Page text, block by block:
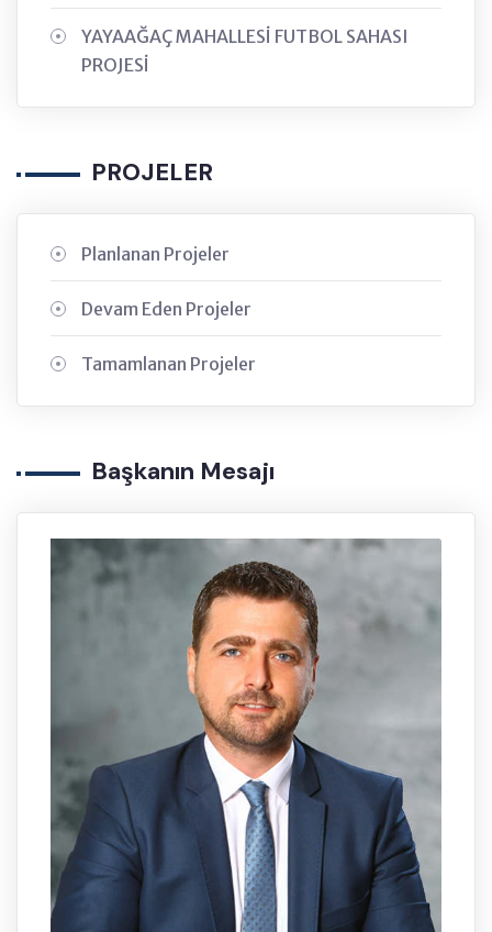
YAYAAĞAÇ MAHALLESİ FUTBOL SAHASI
PROJESİ
PROJELER
Planlanan Projeler
Devam Eden Projeler
Tamamlanan Projeler
Başkanın Mesajı